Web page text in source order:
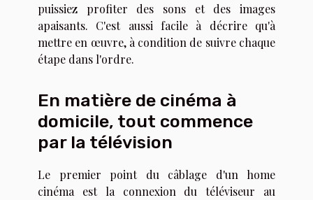
puissiez profiter des sons et des images
apaisants. C'est aussi facile à décrire qu'à
mettre en œuvre, à condition de suivre chaque
étape dans l'ordre.
En matière de cinéma à
domicile, tout commence
par la télévision
Le premier point du câblage d'un home
cinéma est la connexion du téléviseur au